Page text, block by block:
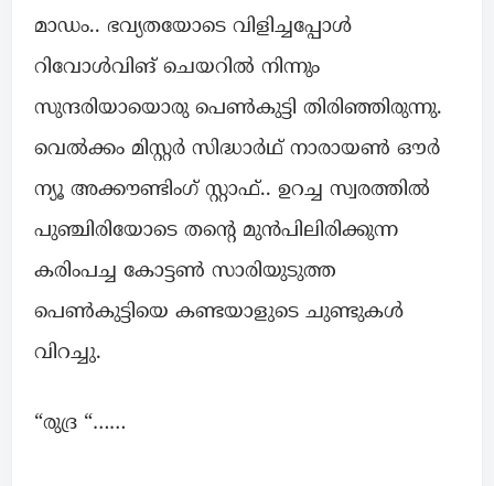
മാഡം.. ഭവ്യതയോടെ വിളിച്ചപ്പോൾ
റിവോൾവിങ് ചെയറിൽ നിന്നും
സുന്ദരിയായൊരു പെൺകുട്ടി തിരിഞ്ഞിരുന്നു.
വെൽക്കം മിസ്റ്റർ സിദ്ധാർഥ്‌ നാരായൺ ഔർ
ന്യൂ അക്കൗണ്ടിംഗ് സ്റ്റാഫ്‌.. ഉറച്ച സ്വരത്തിൽ
പുഞ്ചിരിയോടെ തന്റെ മുൻപിലിരിക്കുന്ന
കരിംപച്ച കോട്ടൺ സാരിയുടുത്ത
പെൺകുട്ടിയെ കണ്ടയാളുടെ ചുണ്ടുകൾ
വിറച്ചു.
“രുദ്ര “……